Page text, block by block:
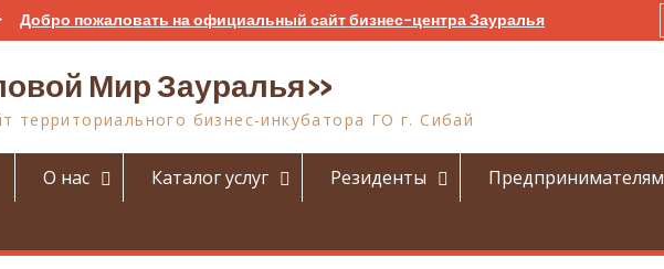
Добро пожаловать на официальный сайт бизнес-центра Зауралья
Мир Зауралья»
территориального бизнес-инкубатора ГО г. Сибай
О нас Каталог услуг Резиденты Предпринимателям